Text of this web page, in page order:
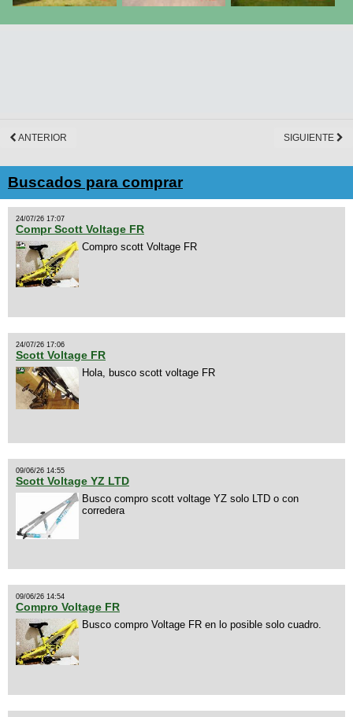
ANTERIOR SIGUIENTE
Buscados para comprar
24/07/26 17:07
Compr Scott Voltage FR
Compro scott Voltage FR
24/07/26 17:06
Scott Voltage FR
Hola, busco scott voltage FR
09/06/26 14:55
Scott Voltage YZ LTD
Busco compro scott voltage YZ solo LTD o con
corredera
09/06/26 14:54
Compro Voltage FR
Busco compro Voltage FR en lo posible solo cuadro.